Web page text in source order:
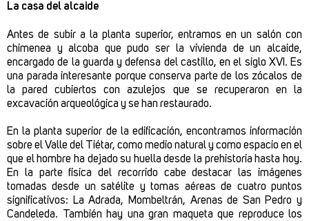
La casa del alcaide
Antes de subir a la planta superior, entramos en un salón con
chimenea y alcoba que pudo ser la vivienda de un alcaide,
encargado de la guarda y defensa del castillo, en el siglo XVI. Es
una parada interesante porque conserva parte de los zócalos de
la pared cubiertos con azulejos que se recuperaron en la
excavación arqueológica y se han restaurado.
En la planta superior de la edificación, encontramos información
sobre el Valle del Tiétar, como medio natural y como espacio en el
que el hombre ha dejado su huella desde la prehistoria hasta hoy.
En la parte física del recorrido cabe destacar las imágenes
tomadas desde un satélite y tomas aéreas de cuatro puntos
significativos: La Adrada, Mombeltrán, Arenas de San Pedro y
Candeleda. También hay una gran maqueta que reproduce los